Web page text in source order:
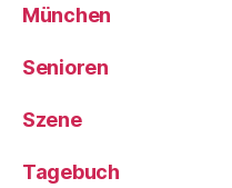
München
Senioren
Szene
Tagebuch